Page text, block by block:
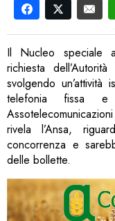
Il Nucleo speciale
richiesta
svolgendo
telefonia fissa
rivela l’Ansa,
concorrenza e
delle bollette.